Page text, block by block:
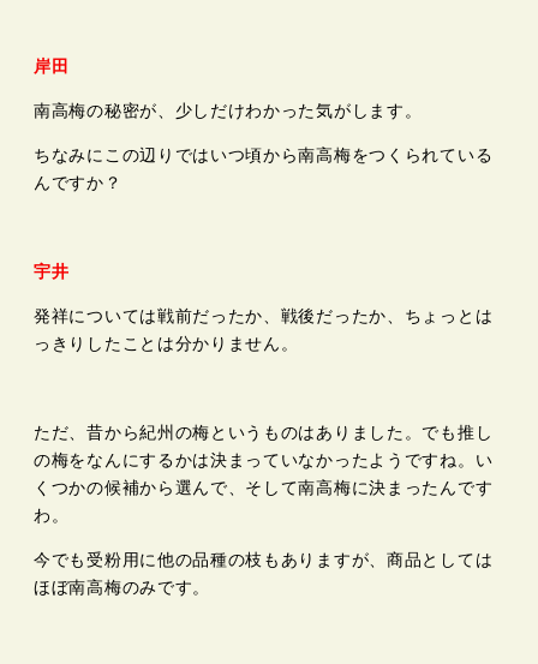
岸田
南高梅の秘密が、少しだけわかった気がします。
ちなみにこの辺りではいつ頃から南高梅をつくられている
んですか？
宇井
発祥については戦前だったか、戦後だったか、ちょっとは
っきりしたことは分かりません。
ただ、昔から紀州の梅というものはありました。でも推し
の梅をなんにするかは決まっていなかったようですね。い
くつかの候補から選んで、そして南高梅に決まったんです
わ。
今でも受粉用に他の品種の枝もありますが、商品としては
ほぼ南高梅のみです。